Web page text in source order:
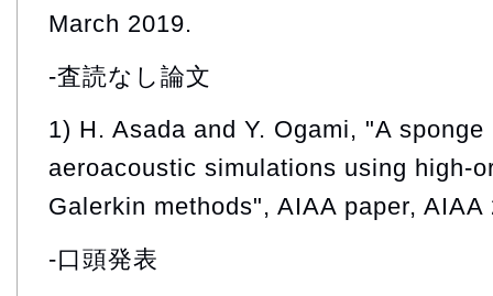
March 2019.
-査読なし論文
1) H. Asada and Y. Ogami, "A
aeroacoustic simulations using high-
Galerkin methods", AIAA paper,
-口頭発表